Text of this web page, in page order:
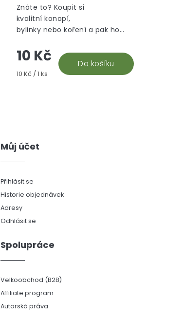
10 Kč
Měrná
10 Kč / 1 ks
Do košíku
Znáte to? Koupit si
kvalitní konopí,
bylinky nebo koření a pak ho
protože ztratilo chuť, nebo se
vám tam dostal nezvaný...
Můj účet
Přihlásit se
Historie objednávek
Adresy
Odhlásit se
Spolupráce
Velkoobchod (B2B)
Affiliate program
Autorská práva